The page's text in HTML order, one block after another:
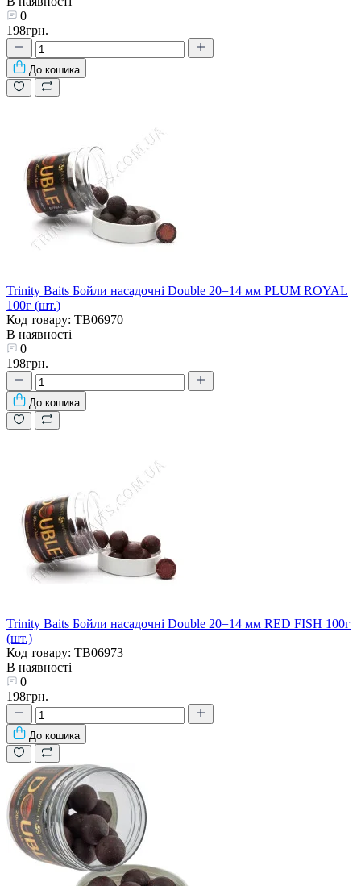
0
198грн.
До кошика
Trinity Baits Бойли насадочні Double 20=14 мм PLUM ROYAL
100г (шт.)
Код товару: TB06970
В наявності
0
198грн.
До кошика
Trinity Baits Бойли насадочні Double 20=14 мм RED FISH 100г
(шт.)
Код товару: TB06973
В наявності
0
198грн.
До кошика